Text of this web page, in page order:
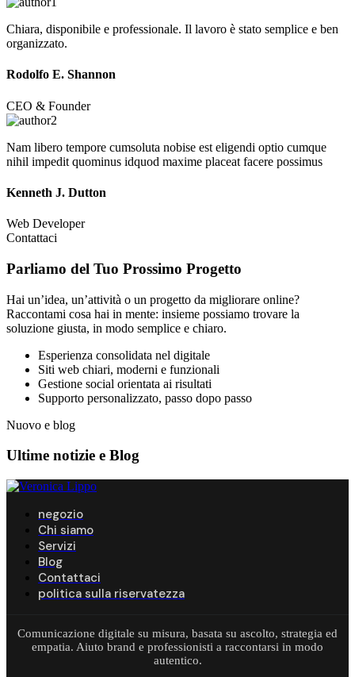
Chiara, disponibile e professionale. Il lavoro è stato semplice e ben
organizzato.
Rodolfo E. Shannon
CEO & Founder
Nam libero tempore cumsoluta nobise est eligendi optio cumque
nihil impedit quominus idquod maxime placeat facere possimus
Kenneth J. Dutton
Web Developer
Contattaci
Parliamo del Tuo Prossimo Progetto
Hai un’idea, un’attività o un progetto da migliorare online?
Raccontami cosa hai in mente: insieme possiamo trovare la
soluzione giusta, in modo semplice e chiaro.
Esperienza consolidata nel digitale
Siti web chiari, moderni e funzionali
Gestione social orientata ai risultati
Supporto personalizzato, passo dopo passo
Nuovo e blog
Ultime notizie e Blog
negozio
Chi siamo
Servizi
Blog
Contattaci
politica sulla riservatezza
Comunicazione digitale su misura, basata su ascolto, strategia ed
empatia. Aiuto brand e professionisti a raccontarsi in modo
autentico.